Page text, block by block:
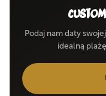
Podaj nam daty
idealną